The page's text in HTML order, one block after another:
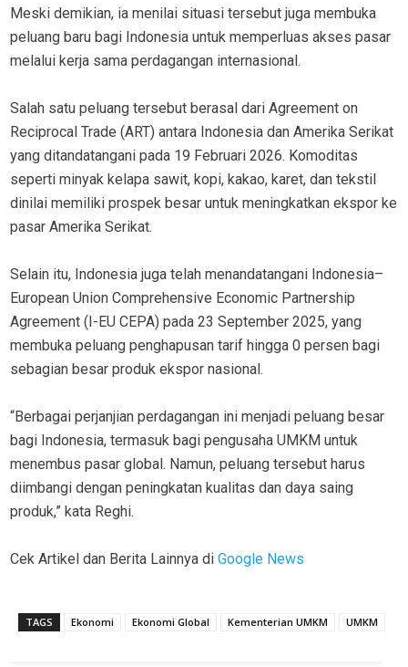
Meski demikian, ia menilai situasi tersebut juga membuka
peluang baru bagi Indonesia untuk memperluas akses pasar
melalui kerja sama perdagangan internasional.
Salah satu peluang tersebut berasal dari Agreement on
Reciprocal Trade (ART) antara Indonesia dan Amerika Serikat
yang ditandatangani pada 19 Februari 2026. Komoditas
seperti minyak kelapa sawit, kopi, kakao, karet, dan tekstil
dinilai memiliki prospek besar untuk meningkatkan ekspor ke
pasar Amerika Serikat.
Selain itu, Indonesia juga telah menandatangani Indonesia–
European Union Comprehensive Economic Partnership
Agreement (I-EU CEPA) pada 23 September 2025, yang
membuka peluang penghapusan tarif hingga 0 persen bagi
sebagian besar produk ekspor nasional.
“Berbagai perjanjian perdagangan ini menjadi peluang besar
bagi Indonesia, termasuk bagi pengusaha UMKM untuk
menembus pasar global. Namun, peluang tersebut harus
diimbangi dengan peningkatan kualitas dan daya saing
produk,” kata Reghi.
Cek Artikel dan Berita Lainnya di Google News
TAGS Ekonomi Ekonomi Global Kementerian UMKM UMKM